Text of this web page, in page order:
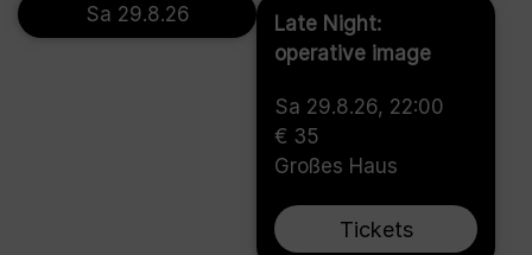
Sa 29.8.26
Late Night:
operative image
Sa 29.8.26, 22:00
€ 35
Großes Haus
Tickets